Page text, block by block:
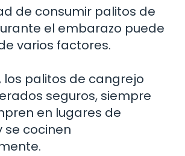
de consumir palitos de
el embarazo puede
varios factores.
los palitos de cangrejo
seguros, siempre
en lugares de
se cocinen